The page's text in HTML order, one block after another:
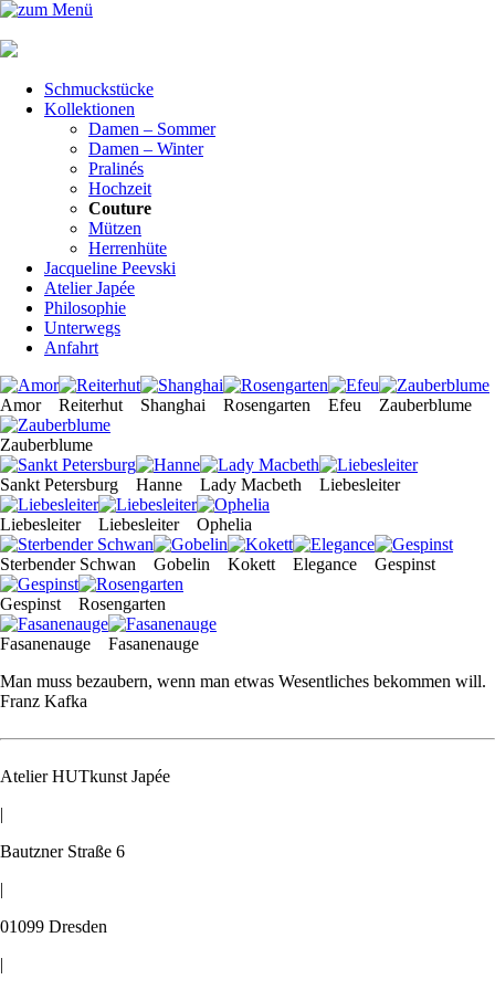
Schmuckstücke
Kollektionen
Damen
–
Sommer
Damen
–
Winter
Pralinés
Hochzeit
Couture
Mützen
Herrenhüte
Jacqueline
Atelier
Japée
Philosophie
Unterwegs
Anfahrt
Impressum
Datenschutz
überspringenSchmuckstücke
Kollektionen
Damen – Sommer
Damen – Winter
Pralinés
Hochzeit
Couture
Mützen
Herrenhüte
Jacqueline Peevski
Atelier Japée
Philosophie
Unterwegs
Anfahrt
Amor Reiterhut Shanghai Rosengarten Efeu Zauberblume
Zauberblume
Sankt Petersburg Hanne Lady Macbeth Liebesleiter
Liebesleiter Liebesleiter Ophelia
Sterbender Schwan Gobelin Kokett Elegance Gespinst
Gespinst Rosengarten
Fasanenauge
Fasanenauge
Man muss bezaubern, wenn man etwas Wesentliches bekommen will.
Franz Kafka
Atelier HUTkunst Japée
|
Bautzner Straße 6
|
01099 Dresden
|